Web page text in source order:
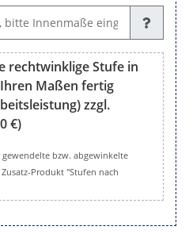
rechtwinklige Stufe in
Maßen fertig
zzgl.
€)
Stufe in Breite und
bzw. abgewinkelte
Produkt "Stufen nach